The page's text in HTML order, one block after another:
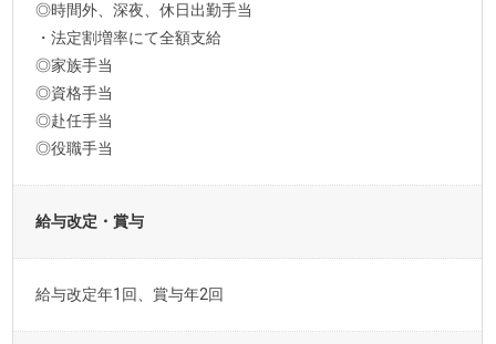
◎時間外、深夜、休日出勤手当
・法定割増率にて全額支給
◎家族手当
◎資格手当
◎赴任手当
◎役職手当
給与改定・賞与
給与改定年1回、賞与年2回